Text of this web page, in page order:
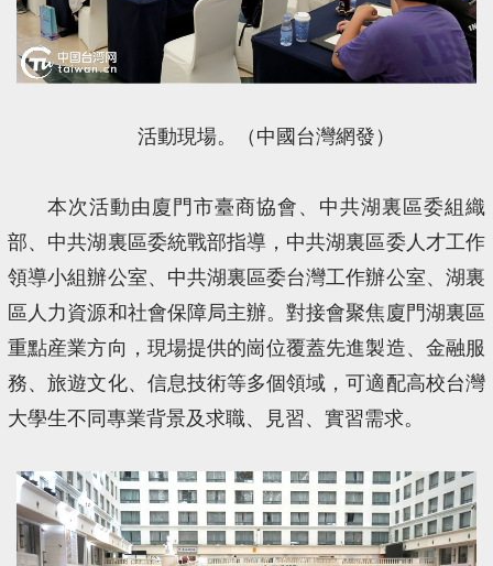
活動現場。（中國台灣網發）
本次活動由廈門市臺商協會、中共湖裏區委組織
部、中共湖裏區委統戰部指導，中共湖裏區委人才工作
領導小組辦公室、中共湖裏區委台灣工作辦公室、湖裏
區人力資源和社會保障局主辦。對接會聚焦廈門湖裏區
重點産業方向，現場提供的崗位覆蓋先進製造、金融服
務、旅遊文化、信息技術等多個領域，可適配高校台灣
大學生不同專業背景及求職、見習、實習需求。